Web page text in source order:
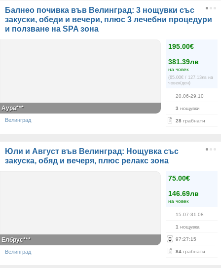
Балнео почивка във Велинград: 3 нощувки със
закуски, обеди и вечери, плюс 3 лечебни процедури
и ползване на SPA зона
195.00€
381.39лв
на човек
(65.00€ / 127.13лв на
човек/ден)
20.06-29.10
3 нощувки
28 грабнати
Аура***
Велинград
Юли и Август във Велинград: Нощувка със
закуска, обяд и вечеря, плюс релакс зона
75.00€
146.69лв
на човек
15.07-31.08
1 нощувка
97:27:15
84 грабнати
Елбрус***
Велинград